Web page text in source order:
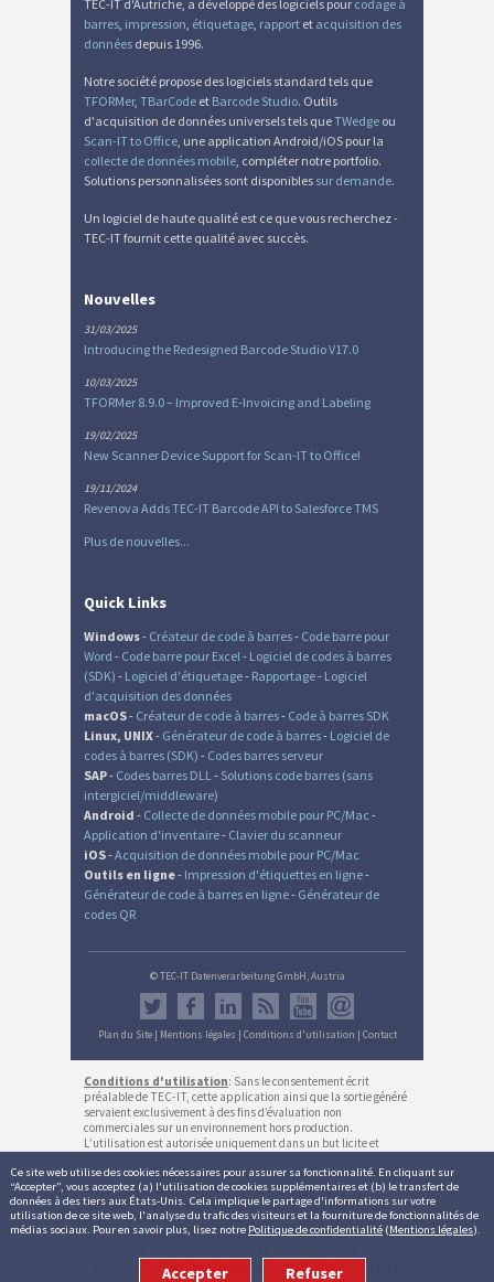
Ce site web utilise des cookies nécessaires pour assurer sa fonctionnalité. En cliquant sur
“Accepter”, vous acceptez (a) l'utilisation de cookies supplémentaires et (b) le transfert de
données à des tiers aux États-Unis. Cela implique le partage d'informations sur votre
utilisation de ce site web, l'analyse du trafic des visiteurs et la fourniture de fonctionnalités de
médias sociaux. Pour en savoir plus, lisez notre Politique de confidentialité (Mentions légales).
Accepter Refuser
TEC-IT d'Autriche, a développé des logiciels pour codage à
barres, impression, étiquetage, rapport et acquisition des
données depuis 1996.
Notre société propose des logiciels standard tels que
TFORMer, TBarCode et Barcode Studio. Outils
d'acquisition de données universels tels queTWedge ou
Scan-IT to Office, une application Android/iOS pour la
collecte de données mobile, compléter notre portfolio.
Solutions personnalisées sont disponibles sur demande.
Un logiciel de haute qualité est ce que vous recherchez -
TEC-IT fournit cette qualité avec succès.
Nouvelles
31/03/2025
Introducing the Redesigned Barcode Studio V17.0
10/03/2025
TFORMer 8.9.0 – Improved E-Invoicing and Labeling
19/02/2025
New Scanner Device Support for Scan-IT to Office!
19/11/2024
Revenova Adds TEC-IT Barcode API to Salesforce TMS
Plus de nouvelles...
Quick Links
Windows- Créateur de code à barres- Code barre pour
Word - Code barre pour Excel- Logiciel de codes à barres
(SDK) - Logiciel d'étiquetage- Rapportage- Logiciel
d'acquisition des données
macOS- Créateur de code à barres- Code à barres SDK
Linux, UNIX- Générateur de code à barres- Logiciel de
codes à barres (SDK) - Codes barres serveur
SAP- Codes barres DLL- Solutions code barres (sans
intergiciel/middleware)
Android - Collecte de données mobile pour PC/Mac -
Application d'inventaire- Clavier du scanneur
iOS-Acquisition de données mobile pour PC/Mac
Outils en ligne- Impression d'étiquettes en ligne-
Générateur de code à barres en ligne- Générateur de
codes QR
© TEC-IT Datenverarbeitung GmbH, Austria
Plan du Site| Mentions légales | Conditions d'utilisation | Contact
Conditions d'utilisation: Sans le consentement écrit
préalable de TEC-IT, cette application ainsi que la sortie généré
servaient exclusivement à des fins d’évaluation non
commerciales sur un environnement hors production.
L’utilisation est autorisée uniquement dans un but licite et
fonctionnalité, exactitude et/ou la disponibilité continue de ce
service ou les résultats générés ne sont pas garantis. Les
comptes inactifs (pas de login pour plus de 12 mois) peuvent
être supprimés automatiquement sans préavis (ne s'applique
pas aux abonnements actifs). Usage commercial est autorisée
Conditions d'utilisation et politique de confidentialité